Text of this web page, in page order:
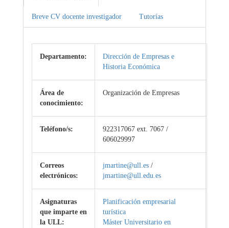
Breve CV docente investigador Tutorías
Departamento:
Dirección de Empresas e
Historia Económica
Área de
conocimiento:
Organización de Empresas
Teléfono/s:
922317067 ext. 7067 /
606029997
Correos
electrónicos:
jmartine@ull.es /
jmartine@ull.edu.es
Asignaturas
que imparte en
la ULL:
Planificación empresarial
turística
Máster Universitario en